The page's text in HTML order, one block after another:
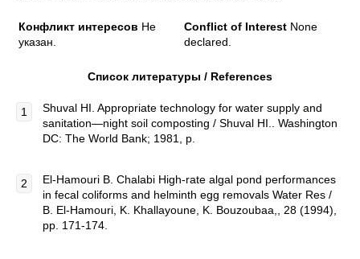
Конфликт интересов Не
указан.
Conflict of Interest None
declared.
Список литературы / References
Shuval HI. Appropriate technology for water supply and
sanitation—night soil composting / Shuval HI.. Washington
DC: The World Bank; 1981, p.
El-Hamouri B. Chalabi High-rate algal pond performances
in fecal coliforms and helminth egg removals Water Res /
B. El-Hamouri, K. Khallayoune, K. Bouzoubaa,, 28 (1994),
pp. 171-174.